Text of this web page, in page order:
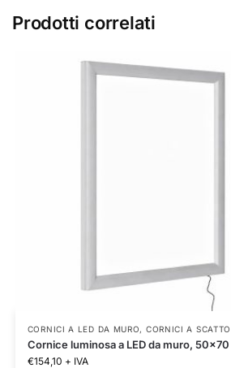
Prodotti correlati
CORNICI A LED DA MURO, CORNICI A SCATTO
Cornice luminosa a LED da muro,
€154,10 + IVA